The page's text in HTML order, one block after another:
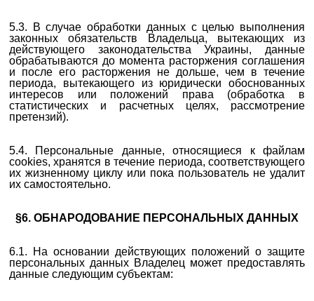
5.3. В случае обработки данных с целью выполнения
законных обязательств Владельца, вытекающих из
действующего законодательства Украины, данные
обрабатываются до момента расторжения соглашения
и после его расторжения не дольше, чем в течение
периода, вытекающего из юридически обоснованных
интересов или положений права (обработка в
статистических и расчетных целях, рассмотрение
претензий).
5.4. Персональные данные, относящиеся к файлам
cookies, хранятся в течение периода, соответствующего
их жизненному циклу или пока пользователь не удалит
их самостоятельно.
§6. ОБНАРОДОВАНИЕ ПЕРСОНАЛЬНЫХ ДАННЫХ
6.1. На основании действующих положений о защите
персональных данных Владелец может предоставлять
данные следующим субъектам: